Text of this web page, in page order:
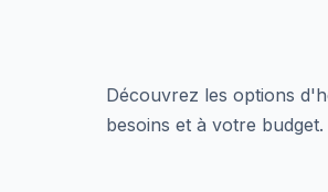
Découvrez les options
besoins et à votre budget.